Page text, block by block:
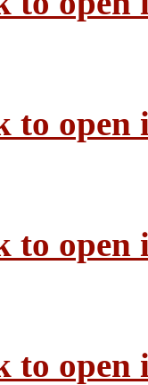
to open
to open
to open